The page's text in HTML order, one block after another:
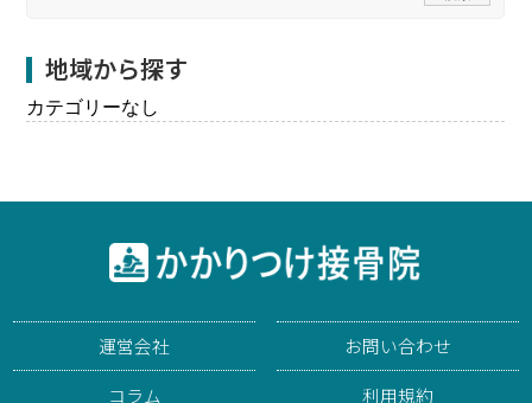
地域から探す
カテゴリーなし
運営会社
コラム
お問い合わせ
利用規約